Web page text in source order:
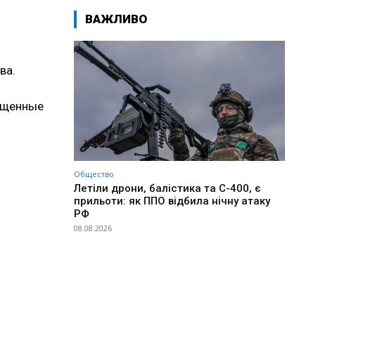
ВАЖЛИВО
Общество
Летіли дрони, балістика та С-400, є
прильоти: як ППО відбила нічну атаку
РФ
08.08.2026